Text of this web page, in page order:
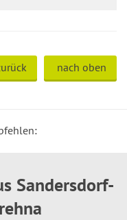
nach oben
Sandersdorf-